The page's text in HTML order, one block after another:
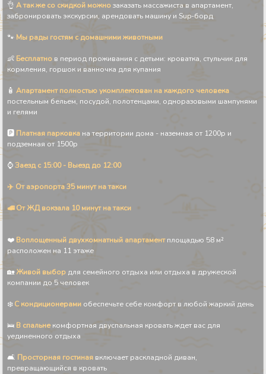
👌А так же со скидкой можнозаказать массажиста в апартамент,
забронировать экскурсии, арендовать машину и Sup-борд
🐾 Мы рады гостям с домашними животными
👶 Бесплатно в период проживания с детьми: кроватка, стульчик для
кормления, горшок и ванночка для купания
🧴️Апартамент полностью укомплектован на каждого человека
постельным бельем, посудой, полотенцами, одноразовыми шампунями
и гелями
🅿 Платная парковка на территории дома - наземная от 1200р и
подземная от 1500р
⌚Заезд с 15:00 - Выезд до 12:00
✈️ От аэропорта 35 минут на такси
🚅 От ЖД вокзала 10 минут на такси
❤️ Воплощенный двухкомнатный апартаментплощадью 58 м²
расположен на 11 этаже
🏡Живой выбор для семейного отдыха или отдыха в дружеской
компании до 5 человек
❄️С кондиционерами обеспечьте себе комфорт в любой жаркий день
🛌 В спальнекомфортная двуспальная кровать ждет вас для
уединенного отдыха
🛋️ Просторная гостиная включает раскладной диван,
превращающийся в кровать